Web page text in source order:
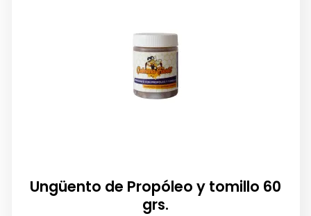
Ungüento de Propóleo y tomillo 60
grs.